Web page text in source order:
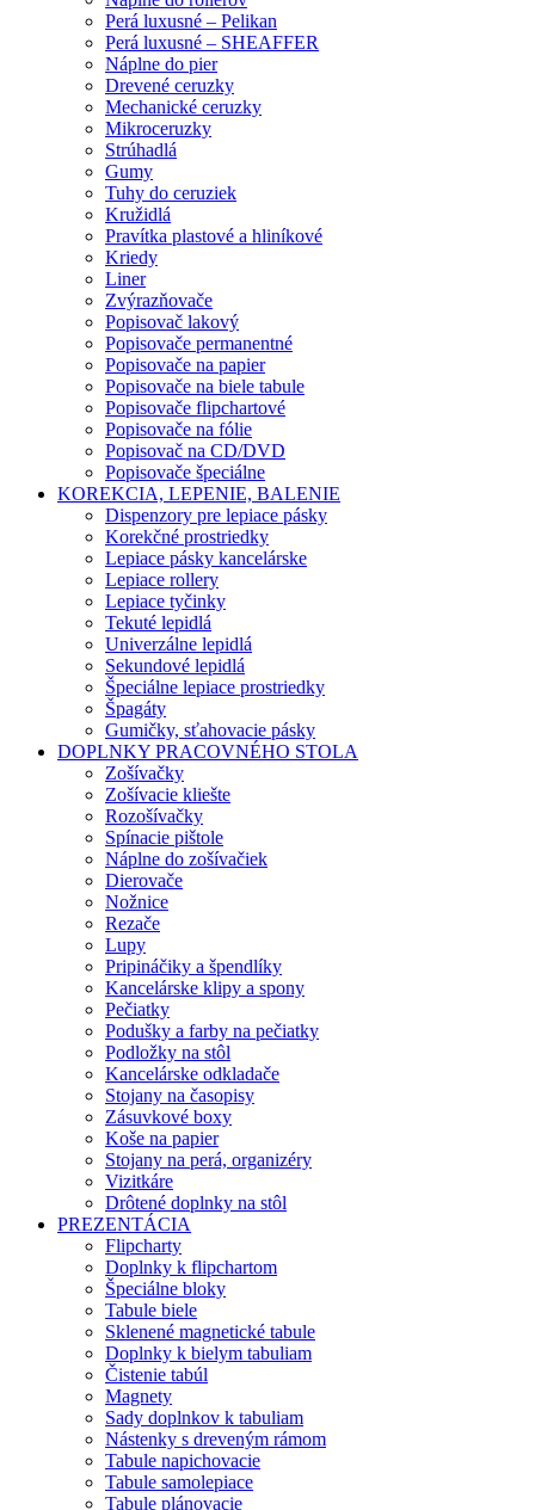
Perá luxusné – Pelikan
Perá luxusné – SHEAFFER
Náplne do pier
Drevené ceruzky
Mechanické ceruzky
Mikroceruzky
Strúhadlá
Gumy
Tuhy do ceruziek
Kružidlá
Pravítka plastové a hliníkové
Kriedy
Liner
Zvýrazňovače
Popisovač lakový
Popisovače permanentné
Popisovače na papier
Popisovače na biele tabule
Popisovače flipchartové
Popisovače na fólie
Popisovač na CD/DVD
Popisovače špeciálne
KOREKCIA, LEPENIE, BALENIE
Dispenzory pre lepiace pásky
Korekčné prostriedky
Lepiace pásky kancelárske
Lepiace rollery
Lepiace tyčinky
Tekuté lepidlá
Univerzálne lepidlá
Sekundové lepidlá
Špeciálne lepiace prostriedky
Špagáty
Gumičky, sťahovacie pásky
DOPLNKY PRACOVNÉHO STOLA
Zošívačky
Zošívacie kliešte
Rozošívačky
Spínacie pištole
Náplne do zošívačiek
Dierovače
Nožnice
Rezače
Lupy
Pripináčiky a špendlíky
Kancelárske klipy a spony
Pečiatky
Podušky a farby na pečiatky
Podložky na stôl
Kancelárske odkladače
Stojany na časopisy
Zásuvkové boxy
Koše na papier
Stojany na perá, organizéry
Vizitkáre
Drôtené doplnky na stôl
PREZENTÁCIA
Flipcharty
Doplnky k flipchartom
Špeciálne bloky
Tabule biele
Sklenené magnetické tabule
Doplnky k bielym tabuliam
Čistenie tabúl
Magnety
Sady doplnkov k tabuliam
Nástenky s dreveným rámom
Tabule napichovacie
Tabule samolepiace
Tabule plánovacie